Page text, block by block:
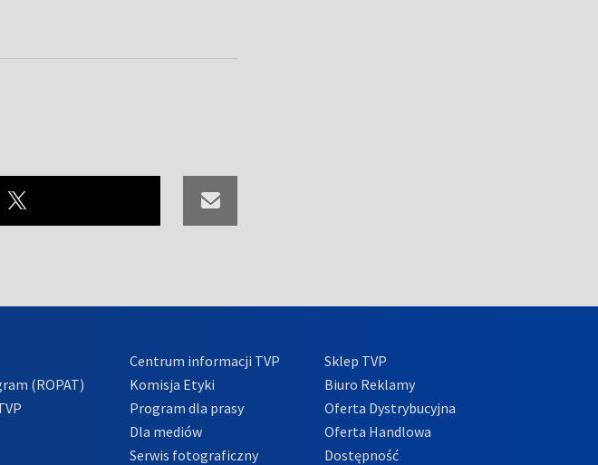
(ROPAT)
Centrum informacji TVP
Komisja Etyki
Program dla prasy
Dla mediów
Serwis fotograficzny
Sklep TVP
Biuro Reklamy
Oferta Dystrybucyjna
Oferta Handlowa
Dostępność